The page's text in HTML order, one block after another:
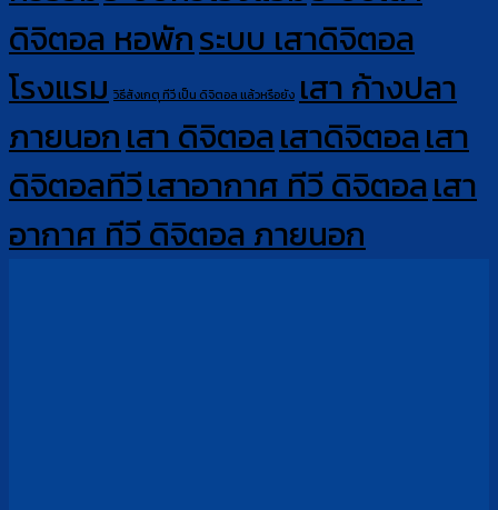
ดิจิตอล หอพักระบบ เสาดิจิตอล
โรงแรม วิธีสังเกตุ ทีวี เป็น ดิจิตอล แล้วหรือยัง เสา ก้างปลา
ภายนอกเสา ดิจิตอลเสาดิจิตอลเสา
ดิจิตอลทีวีเสาอากาศ ทีวี ดิจิตอลเสา
อากาศ ทีวี ดิจิตอล ภายนอก